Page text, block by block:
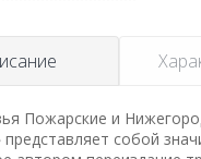
Пожарские и
представляет собой